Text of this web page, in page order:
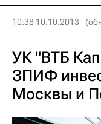
10:38 10.10.2013
УК "ВТБ
ЗПИФ
Москвы и